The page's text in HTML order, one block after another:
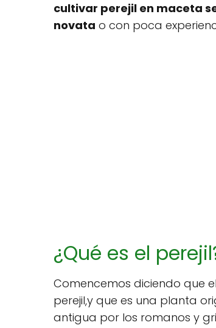
cultivar perejil en maceta
novata o con poca
¿Qué es el
Comencemos diciendo que el
perejil,y que es una planta
antigua por los romanos y